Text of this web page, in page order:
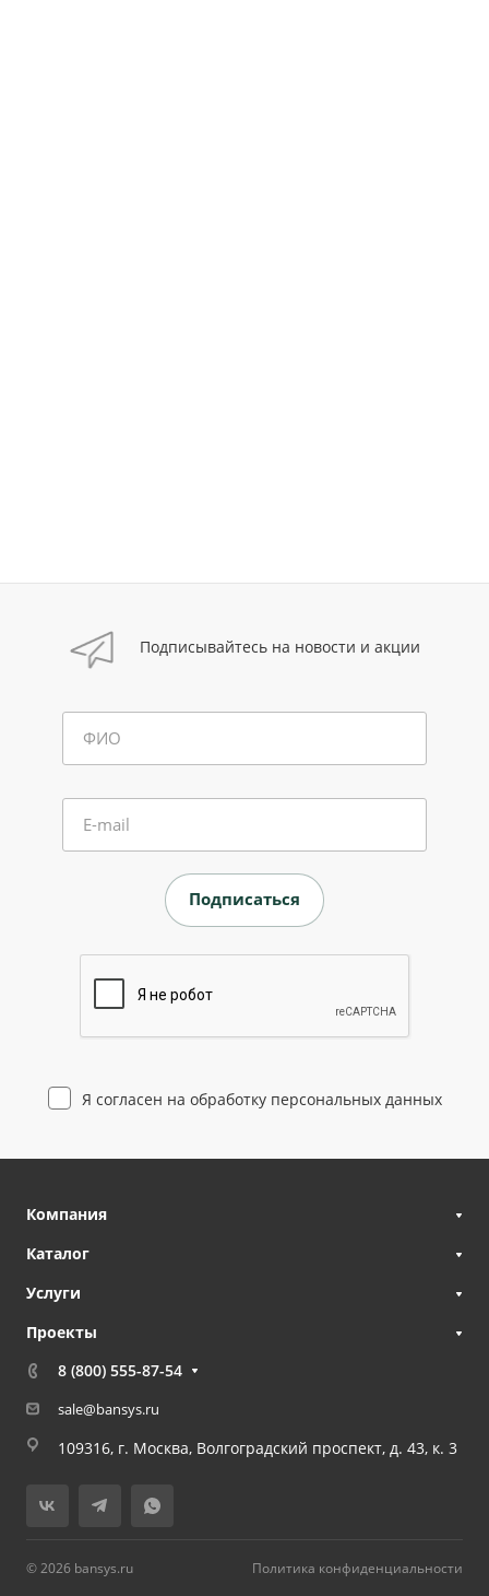
Подписывайтесь на новости и акции
ФИО
E-mail
Я согласен на обработку персональных данных
Компания
Каталог
Услуги
Проекты
8 (800) 555-87-54
sale@bansys.ru
109316, г. Москва, Волгоградский проспект, д. 43, к. 3
© 2026 bansys.ru Политика конфиденциальности